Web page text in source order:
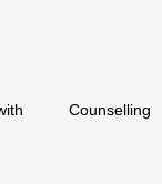
Counselling